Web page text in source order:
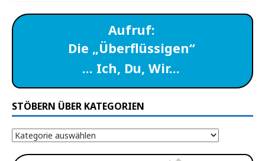
Aufruf:
Die „Überflüssigen“
… Ich, Du, Wir…
STÖBERN ÜBER KATEGORIEN